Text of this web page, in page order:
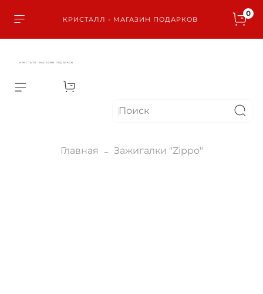
КРИСТАЛЛ - МАГАЗИН ПОДАРКОВ
0
КРИСТАЛЛ - МАГАЗИН ПОДАРКОВ
Главная Зажигалки "Zippo"